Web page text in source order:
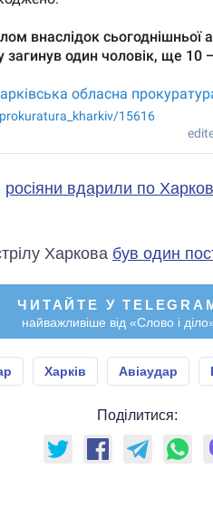
росіяни вдарили по
Харкова був один
ЧИТАЙТЕ У
найважливіше від «Слово і
Харків Авіаудар
Поділитися: